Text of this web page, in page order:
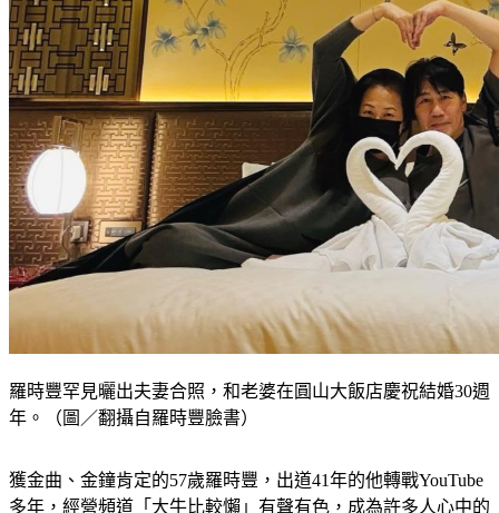
羅時豐罕見曬出夫妻合照，和老婆在圓山大飯店慶祝結婚30週
獲金曲、金鐘肯定的57歲羅時豐，出道41年的他轉戰YouTube